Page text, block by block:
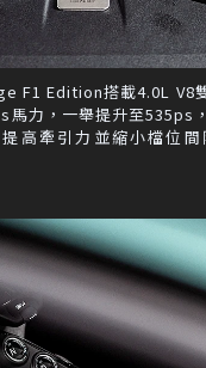
F1 Edition搭載4.0L V8
馬力，一舉提升至535ps
高牽引力並縮小檔位